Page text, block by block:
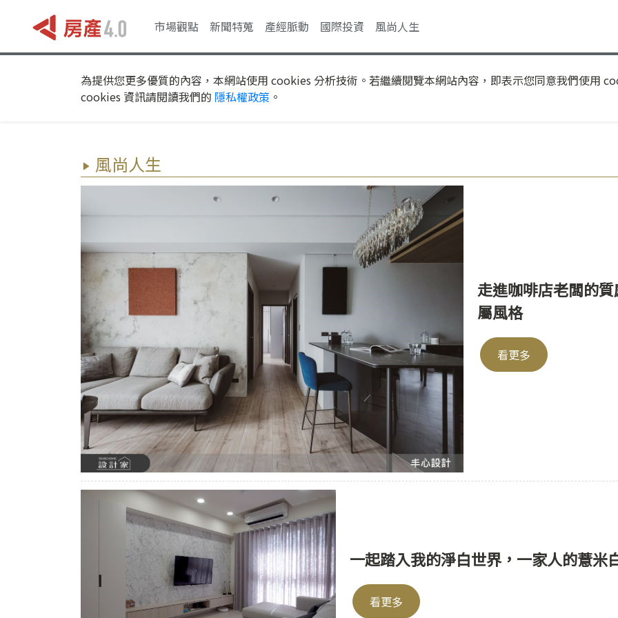
市場觀點 新聞特蒐 產經脈動 國際投資 風尚人生
為提供您更多優質的內容，本網站使用 cookies 分析技術。若繼續閱覽本網站內容，即表示您同意我們使用
cookies 資訊請閱讀我們的 隱私權政策 。
風尚人生
走進咖啡店老闆的
屬風格
看更多
一起踏入我的淨白世界，一家人的薏米
看更多